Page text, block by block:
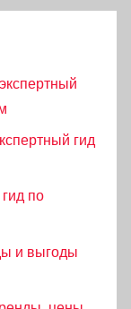
гид
по
и выгоды